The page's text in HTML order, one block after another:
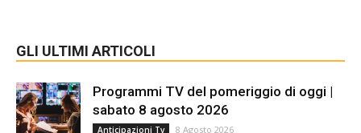
GLI ULTIMI ARTICOLI
Programmi TV del pomeriggio di oggi |
sabato 8 agosto 2026
Anticipazioni Tv 8 Agosto 2026